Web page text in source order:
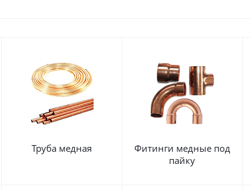
Труба медная
Фитинги медные под
пайку